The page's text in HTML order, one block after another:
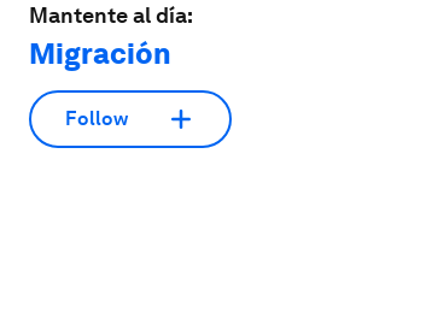
Mantente al día:
Migración
Follow